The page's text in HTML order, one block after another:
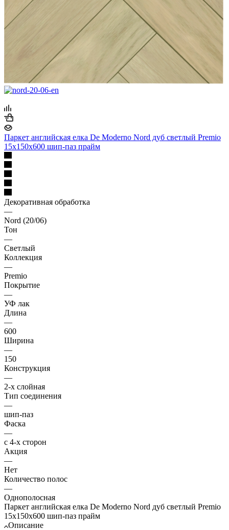
Паркет английская елка De Moderno Nord дуб светлый Premio
15х150х600 шип-паз прайм
Декоративная обработка
—
Nord (20/06)
Тон
—
Светлый
Коллекция
—
Premio
Покрытие
—
УФ лак
Длина
—
600
Ширина
—
150
Конструкция
—
2-х слойная
Тип соединения
—
шип-паз
Фаска
—
с 4-х сторон
Акция
—
Нет
Количество полос
—
Однополосная
Паркет английская елка De Moderno Nord дуб светлый Premio
15х150х600 шип-паз прайм
Описание